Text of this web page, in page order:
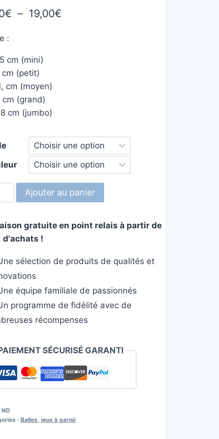
€ – 19,00€
:
cm (mini)
(petit)
cm (moyen)
cm (grand)
cm (jumbo)
Ajouter au panier
gratuite en point relais à partir de
d'achats !
sélection de produits de qualités et
équipe familiale de passionnés
programme de fidélité avec de
récompenses
SÉCURISÉ GARANTI
ND
:Balles ,jeux à garnir